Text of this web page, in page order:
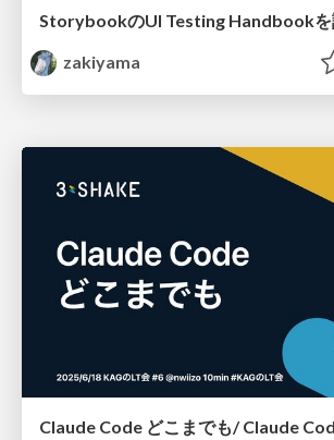
StorybookのUI Testing Handbookを
zakiyama
Claude Code どこまでも/ Claude